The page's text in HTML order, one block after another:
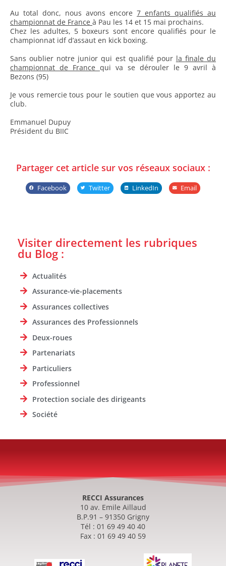
Au total donc, nous avons encore 7 enfants qualifiés au
championnat de France à Pau les 14 et 15 mai prochains.
Chez les adultes, 5 boxeurs sont encore qualifiés pour le
championnat idf d’assaut en kick boxing.
Sans oublier notre junior qui est qualifié pour la finale du
championnat de France qui va se dérouler le 9 avril à
Bezons (95)
Je vous remercie tous pour le soutien que vous apportez au
club.
Emmanuel Dupuy
Président du BIIC
Partager cet article sur vos réseaux sociaux :
Facebook Twitter LinkedIn Email
Visiter directement les rubriques
du Blog :
Actualités
Assurance-vie-placements
Assurances collectives
Assurances des Professionnels
Deux-roues
Partenariats
Particuliers
Professionnel
Protection sociale des dirigeants
Société
RECCI Assurances
10 av. Emile Aillaud
B.P.91 – 91350 Grigny
Tél : 01 69 49 40 40
Fax : 01 69 49 40 59